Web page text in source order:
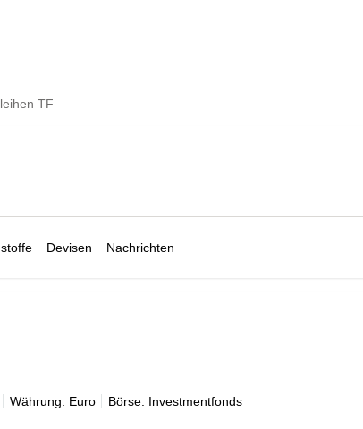
TF
Devisen Nachrichten
Währung: Euro Börse: Investmentfonds